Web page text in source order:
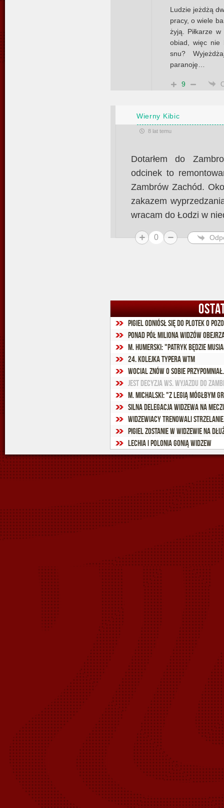
Ludzie jeżdżą
pracy, o wiele
żyją. Piłkarze
obiad, więc nie
snu?
paranoję…
9
Wierny Kibic
8 lat temu
Dotarłem do
odcinek to
Zambrów Zachód.
zakazem
wracam do Łodzi w
0
Pigiel odniósł się do plotek o
Ponad pół miliona widzów
24. kolejka Typera WTM
Wocial znów o sobie
Jest decyzja ws. wyjazdu do
M. Michalski: "Z Legią mógłbym
Silna delegacja Widzewa na
Widzewiacy trenowali
Pigiel zostanie w Widzewie na
Lechia i Polonia gonią Widzew